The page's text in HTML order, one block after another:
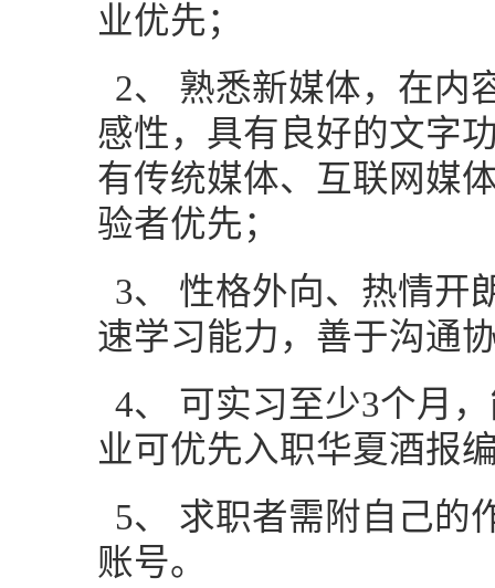
业优先；
2、 熟悉新媒体，在内
感性，具有良好的文字
有传统媒体、互联网媒
验者优先；
3、 性格外向、热情开
速学习能力，善于沟通
4、 可实习至少3个月
业可优先入职华夏酒报
5、 求职者需附自己的
账号。